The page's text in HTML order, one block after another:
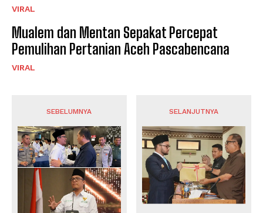
VIRAL
Mualem dan Mentan Sepakat Percepat
Pemulihan Pertanian Aceh Pascabencana
VIRAL
SEBELUMNYA SELANJUTNYA